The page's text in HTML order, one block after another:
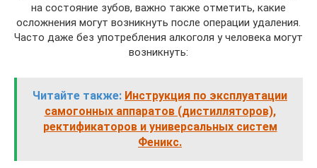
на состояние зубов, важно также отметить, какие
осложнения могут возникнуть после операции удаления.
Часто даже без употребления алкоголя у человека могут
возникнуть:
Читайте также: Инструкция по эксплуатации
самогонных аппаратов (дистилляторов),
ректификаторов и универсальных систем
Феникс.